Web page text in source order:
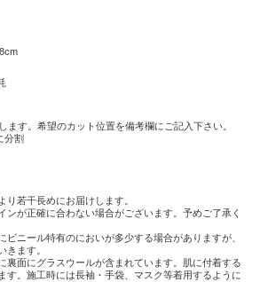
ます。希望のカット位置を備考欄にご記入下さい。
割
若干長めにお届けします。
が正確に合わない場合がございます。予めご了承く
ニール特有のにおいが多少する場合がありますが、
きます。
裏面にグラスウールが含まれています。肌に付着する
す。施工時には長袖・手袋、マスク等着用するように